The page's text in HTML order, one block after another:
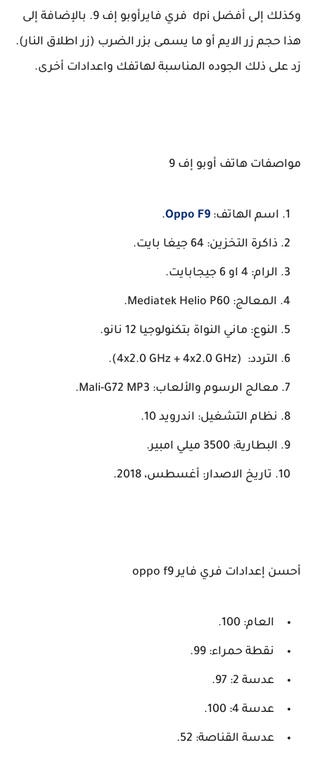
وكذلك إلى أفضل dpi فري فايرأوبو إف 9.
بالإضافة إلى
هذا حجم زر الايم أو ما يسمى بزر الضرب (زر اطلاق النار).
زد على ذلك الجوده المناسبة لهاتفك واعدادات أخرى.
مواصفات هاتف أوبو إف 9
اسم الهاتف: Oppo F9
.
ذاكرة التخزين: 64 جيغا بايت.
الرام: 4 او 6 جيجابايت.
المعالج: Mediatek Helio P60.
النوع: ماني النواة بتكنولوجيا 12 نانو.
التردد: (4x2.0 GHz + 4x2.0 GHz).
معالج الرسوم والألعاب: Mali-G72 MP3.
نظام التشغيل: اندرويد 10 .
البطارية: 3500 ميلي امبير.
تاريخ الاصدار: أغسطس، 2018.
أحسن إعدادات فري فاير oppo f9
العام: 100.
نقطة حمراء: 99.
عدسة 2: 97.
عدسة 4: 100.
عدسة القناصة: 52.